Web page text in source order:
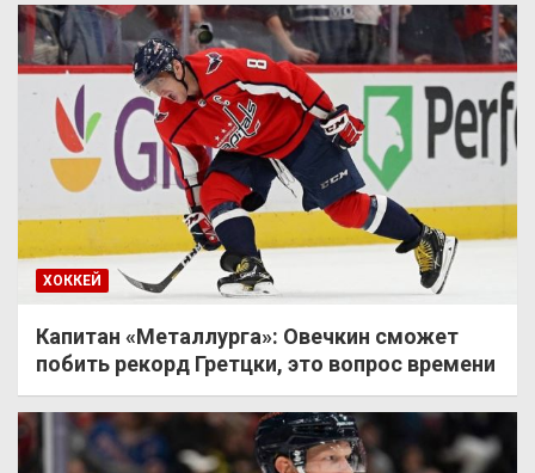
ХОККЕЙ
Капитан «Металлурга»: Овечкин сможет
побить рекорд Гретцки, это вопрос времени